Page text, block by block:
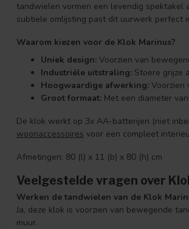
tandwielen vormen een levendig spektakel
subtiele omlijsting past dit uurwerk perfect
Waarom kiezen voor de Klok Marinus?
Uniek design: Voorzien van
Industriële uitstraling: Stoere grijze
Hoogwaardige afwerking: Voorzien
Groot formaat: Met een diameter
De klok werkt op 3x AA-batterijen (niet
woonaccessoires voor een compleet
Afmetingen: 80 (l) x 11 (b) x 80 (h) cm
Veelgestelde vragen over
Werken de tandwielen van de Klok
Ja, deze klok is voorzien van bewegende
muur.